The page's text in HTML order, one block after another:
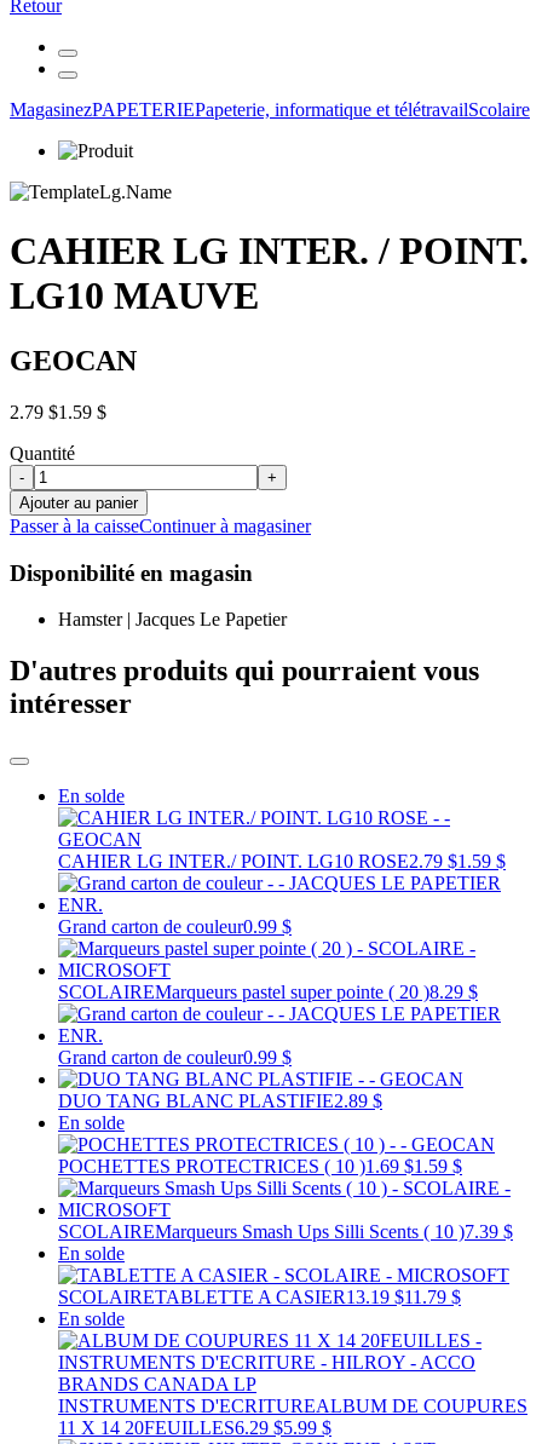
Retour
MagasinezPAPETERIEPapeterie, informatique et télétravailScolaire
CAHIER LG INTER. / POINT.
LG10 MAUVE
GEOCAN
2.79 $1.59 $
Quantité
-
+
Ajouter au panier
Passer à la caisseContinuer à magasiner
Disponibilité en magasin
Hamster | Jacques Le Papetier
D'autres produits qui pourraient vous
intéresser
En solde
CAHIER LG INTER./ POINT. LG10 ROSE2.79 $1.59 $
Grand carton de couleur0.99 $
SCOLAIREMarqueurs pastel super pointe ( 20 )8.29 $
Grand carton de couleur0.99 $
DUO TANG BLANC PLASTIFIE2.89 $
En solde
POCHETTES PROTECTRICES ( 10 )1.69 $1.59 $
SCOLAIREMarqueurs Smash Ups Silli Scents ( 10 )7.39 $
En solde
SCOLAIRETABLETTE A CASIER13.19 $11.79 $
En solde
INSTRUMENTS D'ECRITUREALBUM DE COUPURES
11 X 14 20FEUILLES6.29 $5.99 $